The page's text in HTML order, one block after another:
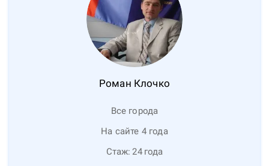
Роман Клочко
Все города
На сайте 4 года
Стаж: 24 года